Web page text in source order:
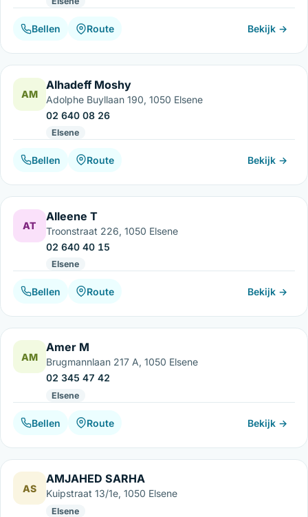
Bellen Route Bekijk →
AM
Alhadeff Moshy
Adolphe Buyllaan 190, 1050 Elsene
02 640 08 26
Elsene
Bellen Route Bekijk →
AT
Alleene T
Troonstraat 226, 1050 Elsene
02 640 40 15
Elsene
Bellen Route Bekijk →
AM
Amer M
Brugmannlaan 217 A, 1050 Elsene
02 345 47 42
Elsene
Bellen Route Bekijk →
AS
AMJAHED SARHA
Kuipstraat 13/1e, 1050 Elsene
Elsene